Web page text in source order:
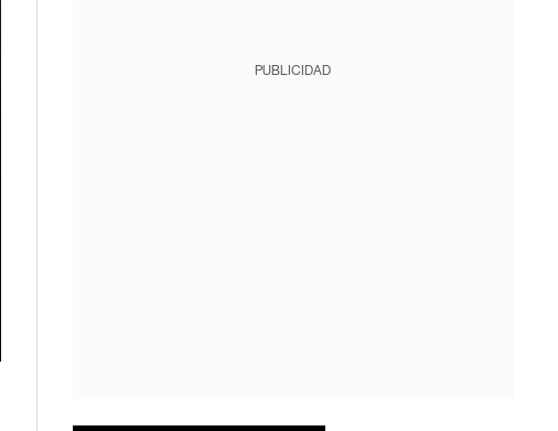
PUBLICIDAD